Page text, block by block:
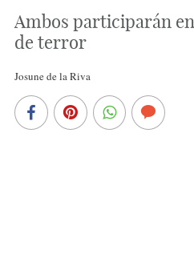
Ambos participarán
de terror
Josune de la Riva